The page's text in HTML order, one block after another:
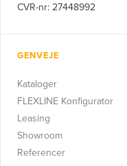
CVR-nr: 27448992
GENVEJE
Kataloger
FLEXLINE Konfigurator
Leasing
Showroom
Referencer